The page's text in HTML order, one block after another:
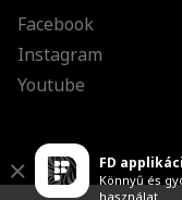
Facebook
Instagram
Youtube
FD
Könnyű és
használat
Close